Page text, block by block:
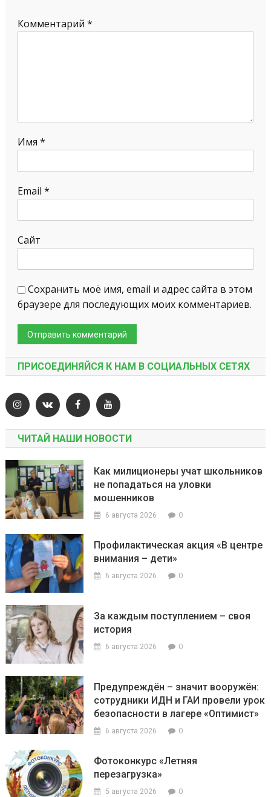
Комментарий *
Имя *
Email *
Сайт
Сохранить моё имя, email и адрес сайта в этом
браузере для последующих моих комментариев.
ПРИСОЕДИНЯЙСЯ К НАМ В СОЦИАЛЬНЫХ СЕТЯХ
ЧИТАЙ НАШИ НОВОСТИ
Как милиционеры учат школьников
не попадаться на уловки
мошенников
6 августа 2026 0
Профилактическая акция «В центре
внимания – дети»
6 августа 2026 0
За каждым поступлением – своя
история
6 августа 2026 0
Предупреждён – значит вооружён:
сотрудники ИДН и ГАИ провели урок
безопасности в лагере «Оптимист»
6 августа 2026 0
Фотоконкурс «Летняя
перезагрузка»
5 августа 2026 0